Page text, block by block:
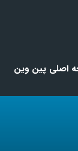
اصلی پین وین